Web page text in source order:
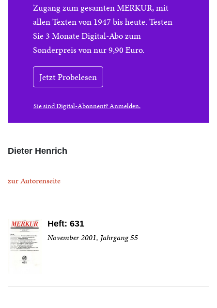
Zugang zum gesamten MERKUR, mit
allen Texten von 1947 bis heute. Testen
Sie 3 Monate Digital-Abo zum
Sonderpreis von nur 9,90 Euro.
Jetzt Probelesen
Sie sind Digital-Abonnent? Anmelden.
Dieter Henrich
zur Autorenseite
Heft: 631
November 2001, Jahrgang 55